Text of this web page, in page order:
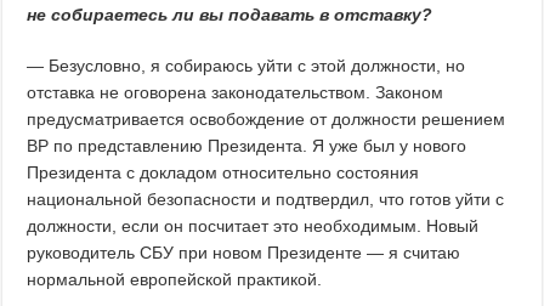
не собираетесь ли вы подавать в отставку?
— Безусловно, я собираюсь уйти с этой должности, но
отставка не оговорена законодательством. Законом
предусматривается освобождение от должности решением
ВР по представлению Президента. Я уже был у нового
Президента с докладом относительно состояния
национальной безопасности и подтвердил, что готов уйти с
должности, если он посчитает это необходимым. Новый
руководитель СБУ при новом Президенте — я считаю
нормальной европейской практикой.